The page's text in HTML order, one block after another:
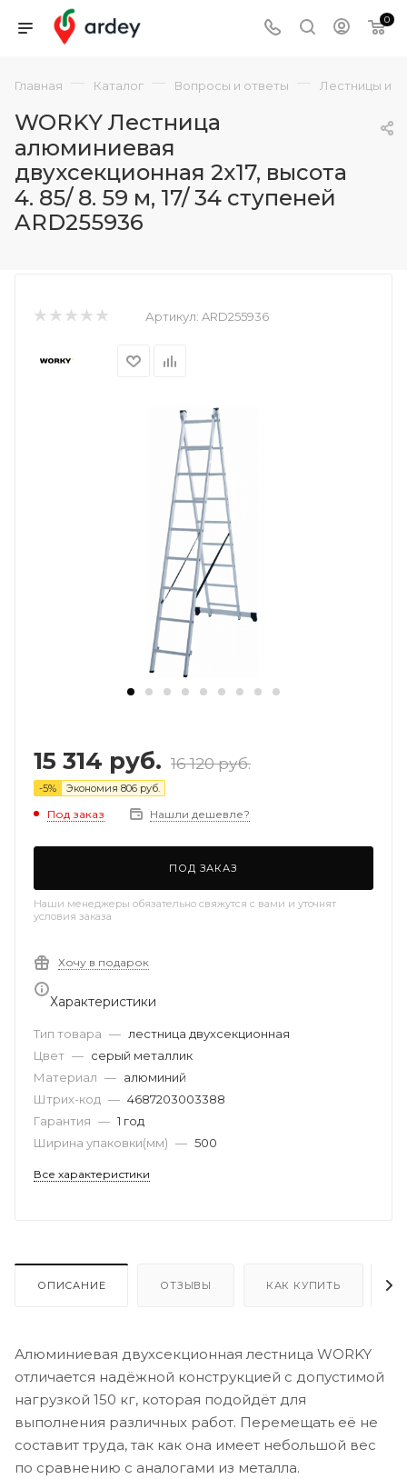
0
Главная — Каталог — Вопросы и ответы — Лестницы и
WORKY Лестница
алюминиевая
двухсекционная 2x17, высота
4. 85/ 8. 59 м, 17/ 34 ступеней
ARD255936
Артикул: ARD255936
15 314 руб. 16 120руб.
-5% Экономия 806 руб.
Под заказ Нашли дешевле?
ПОД ЗАКАЗ
Наши менеджеры обязательно свяжутся с вами и уточнят
условия заказа
Хочу в подарок
Характеристики
Тип товара — лестница двухсекционная
Цвет — серый металлик
Материал — алюминий
Штрих-код — 4687203003388
Гарантия — 1 год
Ширина упаковки(мм) — 500
Все характеристики
ОПИСАНИЕ ОТЗЫВЫ КАК КУПИТЬ
Алюминиевая двухсекционная лестница WORKY
отличается надёжной конструкцией с допустимой
нагрузкой 150 кг, которая подойдёт для
выполнения различных работ. Перемещать её не
составит труда, так как она имеет небольшой вес
по сравнению с аналогами из металла.